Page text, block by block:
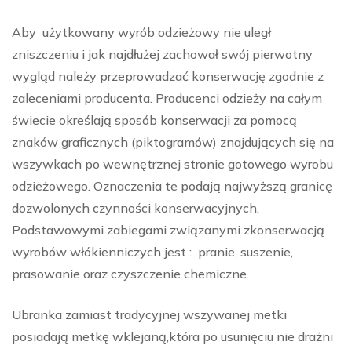
Aby użytkowany wyrób odzieżowy nie uległ
zniszczeniu i jak najdłużej zachował swój pierwotny
wygląd należy przeprowadzać konserwację zgodnie z
zaleceniami producenta. Producenci odzieży na całym
świecie określają sposób konserwacji za pomocą
znaków graficznych (piktogramów) znajdujących się na
wszywkach po wewnętrznej stronie gotowego wyrobu
odzieżowego. Oznaczenia te podają najwyższą granicę
dozwolonych czynności konserwacyjnych.
Podstawowymi zabiegami związanymi zkonserwacją
wyrobów włókienniczych jest : pranie, suszenie,
prasowanie oraz czyszczenie chemiczne.
Ubranka zamiast tradycyjnej wszywanej metki
posiadają metkę wklejaną,która po usunięciu nie drażni